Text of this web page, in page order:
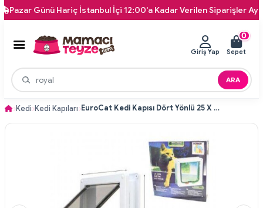
Günü Hariç İstanbul İçi 12:00'a Kadar Verilen Siparişler Aynı Gün
ARA
Giriş Yap
0
Sepet
Kedi Kedi Kapıları EuroCat Kedi Kapısı Dört Yönlü 25 X 23 cm